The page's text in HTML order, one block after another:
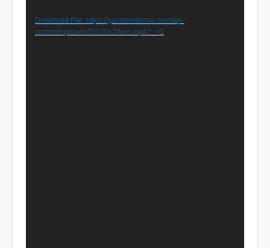
Download File: https://gazetareforma.com/wp-
content/uploads/2018/12/fero.mp4?_=1